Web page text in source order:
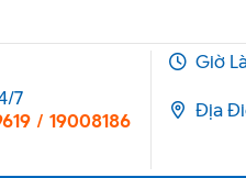
7
/ 19008186
Giờ
Địa